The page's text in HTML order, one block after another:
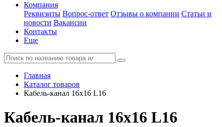
Компания
Реквизиты Вопрос-ответ Отзывы о компании Статьи и
новости Вакансии
Контакты
Еще
Главная
Каталог товаров
Кабель-канал 16х16 L16
Кабель-канал 16х16 L16